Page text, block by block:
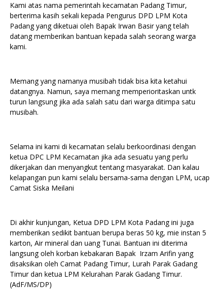
Kami atas nama pemerintah kecamatan Padang Timur,
berterima kasih sekali kepada Pengurus DPD LPM Kota
Padang yang diketuai oleh Bapak Irwan Basir yang telah
datang memberikan bantuan kepada salah seorang warga
kami.
Memang yang namanya musibah tidak bisa kita ketahui
datangnya. Namun, saya memang memperioritaskan untk
turun langsung jika ada salah satu dari warga ditimpa satu
musibah.
Selama ini kami di kecamatan selalu berkoordinasi dengan
ketua DPC LPM Kecamatan jika ada sesuatu yang perlu
dikerjakan dan menyangkut tentang masyarakat. Dan kalau
kelapangan pun kami selalu bersama-sama dengan LPM, ucap
Camat Siska Meilani
Di akhir kunjungan, Ketua DPD LPM Kota Padang ini juga
memberikan sedikit bantuan berupa beras 50 kg, mie instan 5
karton, Air mineral dan uang Tunai. Bantuan ini diterima
langsung oleh korban kebakaran Bapak Irzam Arifin yang
disaksikan oleh Camat Padang Timur, Lurah Parak Gadang
Timur dan ketua LPM Kelurahan Parak Gadang Timur.
(AdF/MS/DP)